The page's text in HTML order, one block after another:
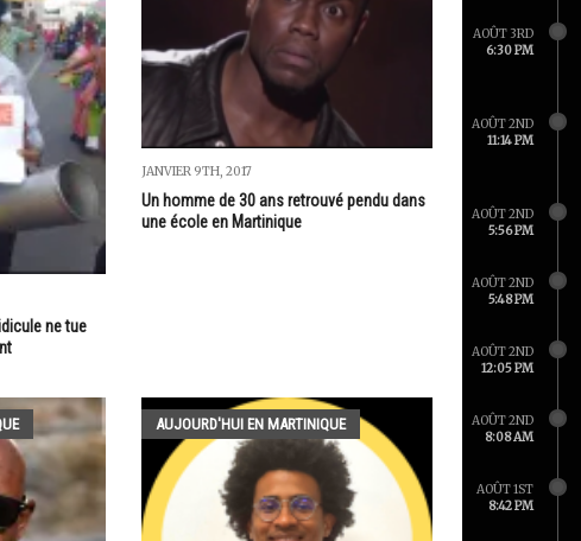
ne tue
JANVIER 9TH, 2017
Un homme de 30 ans retrouvé pendu dans
une école en Martinique
AUJOURD'HUI EN MARTINIQUE
AOÛT 3RD
6:30 PM
AOÛT 2ND
11:14 PM
AOÛT 2ND
5:56 PM
AOÛT 2ND
5:48 PM
AOÛT 2ND
12:05 PM
AOÛT 2ND
8:08 AM
AOÛT 1ST
8:42 PM